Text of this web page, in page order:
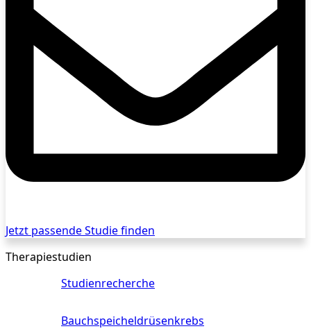
Jetzt passende Studie finden
Therapiestudien
Studienrecherche
Bauchspeicheldrüsenkrebs